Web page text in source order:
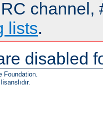
channel,
lists.
disabled
Foundation.